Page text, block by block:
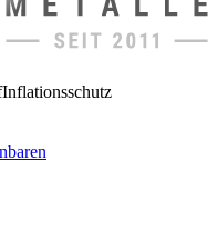
Inflationsschutz